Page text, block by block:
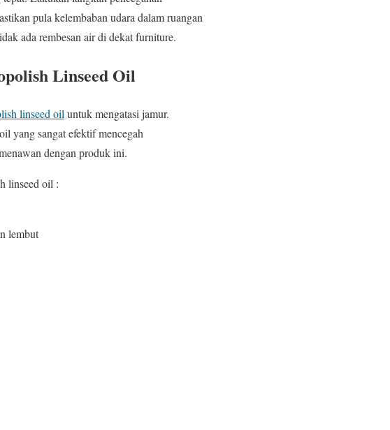
pula kelembaban udara dalam ruangan
ada rembesan air di dekat furniture.
Linseed Oil
linseed oiluntuk mengatasi jamur.
yang sangat efektif mencegah
dengan produk ini.
linseed oil :
lembut